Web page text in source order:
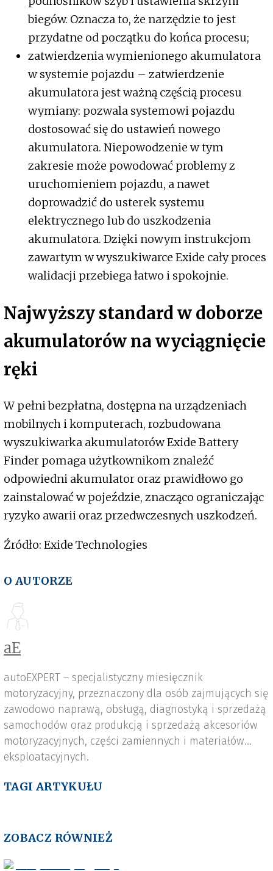
biegów. Oznacza to, że narzędzie to jest
przydatne od początku do końca procesu;
zatwierdzenia wymienionego akumulatora
w systemie pojazdu – zatwierdzenie
akumulatora jest ważną częścią procesu
wymiany: pozwala systemowi pojazdu
dostosować się do ustawień nowego
akumulatora. Niepowodzenie w tym
zakresie może powodować problemy z
uruchomieniem pojazdu, a nawet
doprowadzić do usterek systemu
elektrycznego lub do uszkodzenia
akumulatora. Dzięki nowym instrukcjom
zawartym w wyszukiwarce Exide cały proces
walidacji przebiega łatwo i spokojnie.
Najwyższy standard w doborze
akumulatorów na wyciągnięcie
ręki
W pełni bezpłatna, dostępna na urządzeniach
mobilnych i komputerach, rozbudowana
wyszukiwarka akumulatorów Exide Battery
Finder pomaga użytkownikom znaleźć
odpowiedni akumulator oraz prawidłowo go
zainstalować w pojeździe, znacząco ograniczając
ryzyko awarii oraz przedwczesnych uszkodzeń.
Źródło: Exide Technologies
O AUTORZE
aE
autoEXPERT – specjalistyczny miesięcznik
motoryzacyjny, przeznaczony dla osób zajmujących się
zawodowo naprawą, obsługą, diagnostyką i sprzedażą
samochodów oraz produkcją i sprzedażą akcesoriów
motoryzacyjnych, części zamiennych i materiałów
eksploatacyjnych.
TAGI ARTYKUŁU
ZOBACZ RÓWNIEŻ